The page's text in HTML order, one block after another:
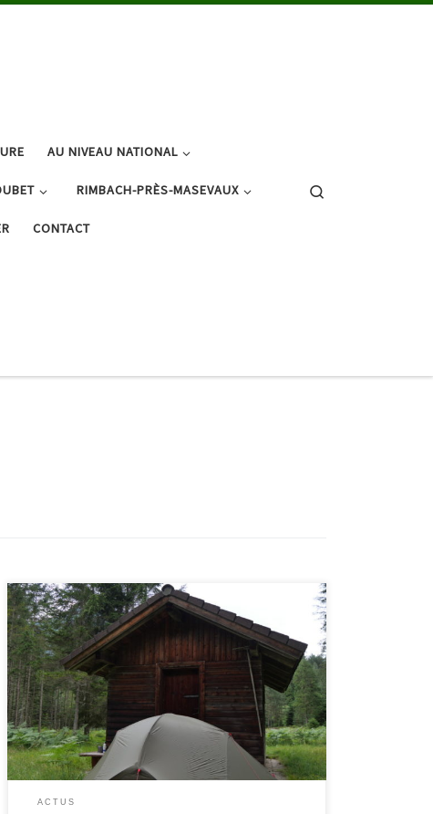
AU NIVEAU NATIONAL
RIMBACH-PRÈS-MASEVAUX
CONTACT
Au fil de ces derniers étés, les zones interdites au
bivouac en période estivale se multiplient en
France.Alors qu’en France, contrairement à d’autres
pays, la législation en matière de bivouac était jusque
là plutôt souple, elle devient de plus en plus
contraignante, même si les zones concernées par ces
interdictions […]
ACTUS